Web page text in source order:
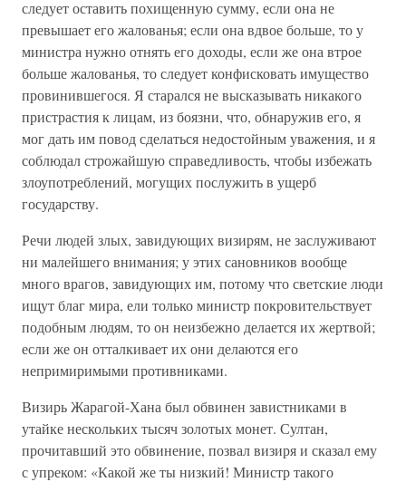
следует оставить похищенную сумму, если она не
превышает его жалованья; если она вдвое больше, то у
министра нужно отнять его доходы, если же она втрое
больше жалованья, то следует конфисковать имущество
провинившегося. Я старался не высказывать никакого
пристрастия к лицам, из боязни, что, обнаружив его, я
мог дать им повод сделаться недостойным уважения, и я
соблюдал строжайшую справедливость, чтобы избежать
злоупотреблений, могущих послужить в ущерб
государству.
Речи людей злых, завидующих визирям, не заслуживают
ни малейшего внимания; у этих сановников вообще
много врагов, завидующих им, потому что светские люди
ищут благ мира, ели только министр покровительствует
подобным людям, то он неизбежно делается их жертвой;
если же он отталкивает их они делаются его
непримиримыми противниками.
Визирь Жарагой-Хана был обвинен завистниками в
утайке нескольких тысяч золотых монет. Султан,
прочитавший это обвинение, позвал визиря и сказал ему
с упреком: «Какой же ты низкий! Министр такого